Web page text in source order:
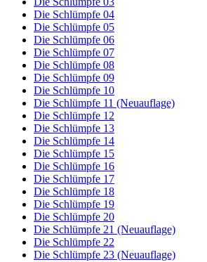
Die Schlümpfe 04
Die Schlümpfe 05
Die Schlümpfe 06
Die Schlümpfe 07
Die Schlümpfe 08
Die Schlümpfe 09
Die Schlümpfe 10
Die Schlümpfe 11 (Neuauflage)
Die Schlümpfe 12
Die Schlümpfe 13
Die Schlümpfe 14
Die Schlümpfe 15
Die Schlümpfe 16
Die Schlümpfe 17
Die Schlümpfe 18
Die Schlümpfe 19
Die Schlümpfe 20
Die Schlümpfe 21 (Neuauflage)
Die Schlümpfe 22
Die Schlümpfe 23 (Neuauflage)